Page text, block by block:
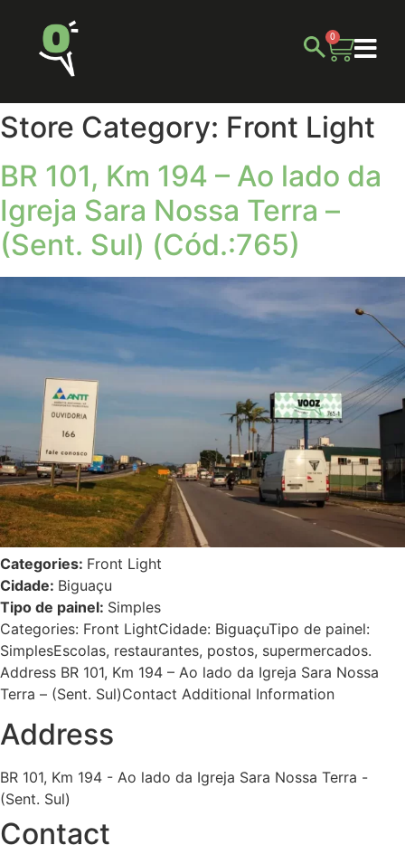
0
Store Category: Front Light
BR 101, Km 194 – Ao lado da
Igreja Sara Nossa Terra –
(Sent. Sul) (Cód.:765)
Categories: Front Light
Cidade: Biguaçu
Tipo de painel: Simples
Categories: Front LightCidade: BiguaçuTipo de painel:
SimplesEscolas, restaurantes, postos, supermercados.
Address BR 101, Km 194 – Ao lado da Igreja Sara Nossa
Terra – (Sent. Sul)Contact Additional Information
Address
BR 101, Km 194 - Ao lado da Igreja Sara Nossa Terra -
(Sent. Sul)
Contact